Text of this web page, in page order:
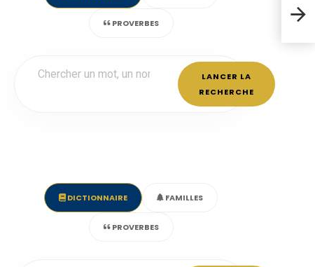
PROVERBES
LANCER LA
RECHERCHE
DICTIONNAIRE FAMILLES
PROVERBES